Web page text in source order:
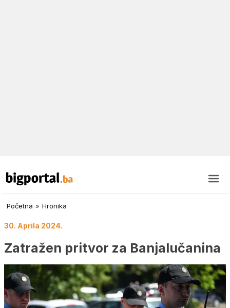
Početna » Hronika
30. Aprila 2024.
Zatražen pritvor za Banjalučanina